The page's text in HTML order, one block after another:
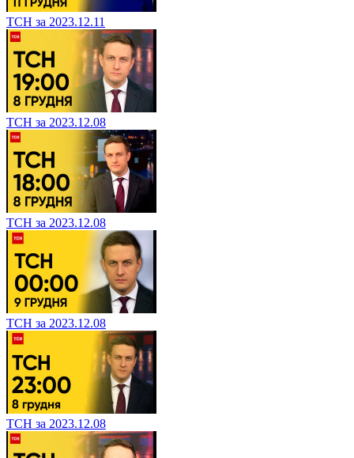
ТСН за 2023.12.11
ТСН за 2023.12.08
ТСН за 2023.12.08
ТСН за 2023.12.08
ТСН за 2023.12.08